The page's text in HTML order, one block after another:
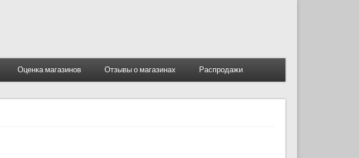
Оценка магазинов Отзывы о магазинах Распродажи